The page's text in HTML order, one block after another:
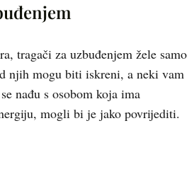
tragači za uzbuđenjem žele samo
njih mogu biti iskreni, a neki vam
nađu s osobom koja ima
mogli bi je jako povrijediti.